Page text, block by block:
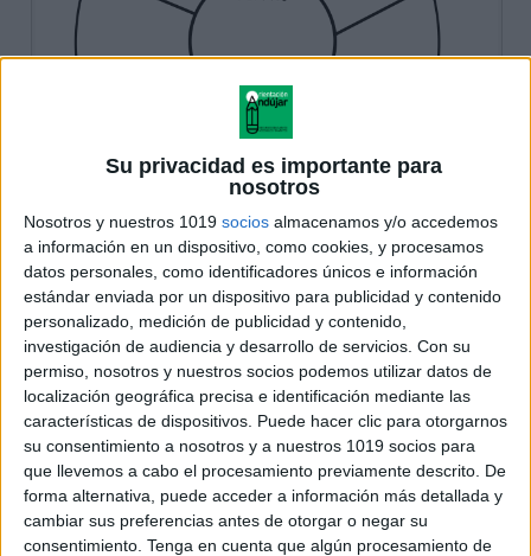
Su privacidad es importante para
nosotros
Nosotros y nuestros 1019 socios almacenamos y/o accedemos
a información en un dispositivo, como cookies, y procesamos
datos personales, como identificadores únicos e información
estándar enviada por un dispositivo para publicidad y contenido
personalizado, medición de publicidad y contenido,
investigación de audiencia y desarrollo de servicios. Con su
permiso, nosotros y nuestros socios podemos utilizar datos de
localización geográfica precisa e identificación mediante las
características de dispositivos. Puede hacer clic para otorgarnos
su consentimiento a nosotros y a nuestros 1019 socios para
que llevemos a cabo el procesamiento previamente descrito. De
forma alternativa, puede acceder a información más detallada y
cambiar sus preferencias antes de otorgar o negar su
consentimiento. Tenga en cuenta que algún procesamiento de